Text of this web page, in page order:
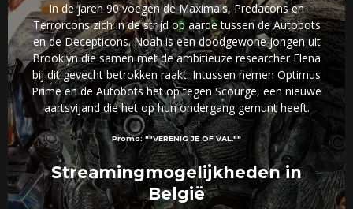
In de jaren 90 voegen de Maximals, Predacons en
Terrorcons zich in de strijd op aarde tussen de Autobots
en de Decepticons. Noah is een doodgewone jongen uit
Brooklyn die samen met de ambitieuze researcher Elena
bij dit gevecht betrokken raakt. Intussen nemen Optimus
Prime en de Autobots het op tegen Scourge, een nieuwe
aartsvijand die het op hun ondergang gemunt heeft.
Promo: ""VERENIG JE OF VAL.""
Streamingmogelijkheden in
België